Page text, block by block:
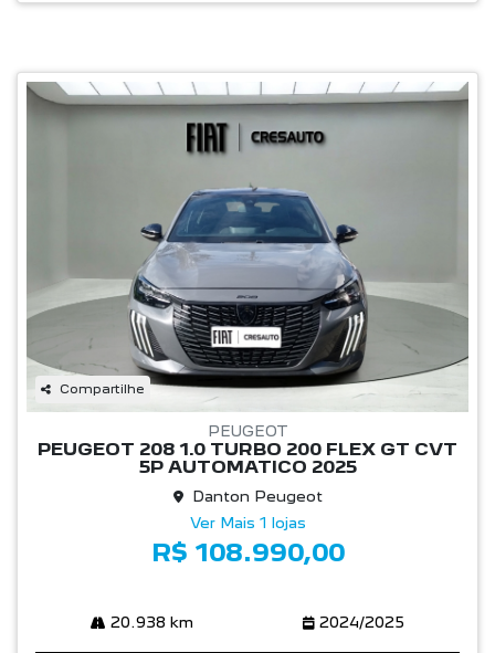
Compartilhe
PEUGEOT
PEUGEOT 208 1.0 TURBO 200 FLEX GT CVT
5P AUTOMATICO 2025
Danton Peugeot
Ver Mais 1 lojas
R$ 108.990,00
20.938 km 2024/2025